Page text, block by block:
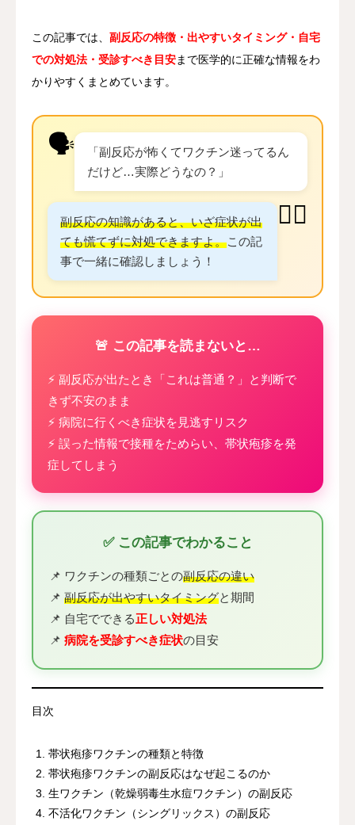
この記事では、 副反応の特徴・出やすいタイミング・自宅
での対処法・受診すべき目安まで医学的に正確な情報をわ
かりやすくまとめています。
🗣️
「副反応が怖くてワクチン迷ってるん
だけど…実際どうなの？」
👨‍⚕️
副反応の知識があると、いざ症状が出
ても慌てずに対処できますよ。この記
事で一緒に確認しましょう！
🚨 この記事を読まないと…
⚡ 副反応が出たとき「これは普通？」と判断で
きず不安のまま
⚡ 病院に行くべき症状を見逃すリスク
⚡ 誤った情報で接種をためらい、帯状疱疹を発
症してしまう
✅ この記事でわかること
📌 ワクチンの種類ごとの副反応の違い
📌 副反応が出やすいタイミングと期間
📌 自宅でできる正しい対処法
📌 病院を受診すべき症状の目安
目次
帯状疱疹ワクチンの種類と特徴
帯状疱疹ワクチンの副反応はなぜ起こるのか
生ワクチン（乾燥弱毒生水痘ワクチン）の副反応
不活化ワクチン（シングリックス）の副反応